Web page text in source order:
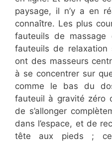
paysage, il n’y a en
connaître. Les plus
fauteuils de
fauteuils de relaxation
ont des masseurs
à se concentrer sur
comme le bas du
fauteuil à gravité zéro
de s’allonger
dans l’espace, et de
tête aux pieds ;